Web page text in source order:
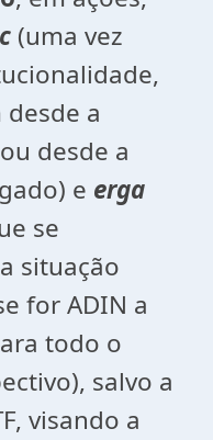
(uma vez
a
desde a
e erga
se
situação
for ADIN a
todo o
salvo a
visando a